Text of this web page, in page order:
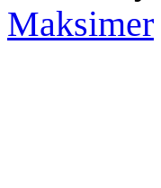
Maksimer